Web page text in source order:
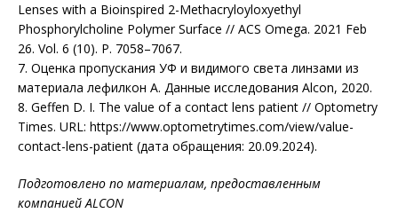
Lenses with a Bioinspired 2-Methacryloyloxyethyl
Phosphorylcholine Polymer Surface // ACS Omega. 2021 Feb
26. Vol. 6 (10). P. 7058–7067.
7. Оценка пропускания УФ и видимого света линзами из
материала лефилкон А. Данные исследования Alcon, 2020.
8. Geffen D. I. The value of a contact lens patient // Optometry
Times. URL: https://www.optometrytimes.com/view/value-
contact-lens-patient (дата обращения: 20.09.2024).
Подготовлено по материалам, предоставленным
компанией ALCON